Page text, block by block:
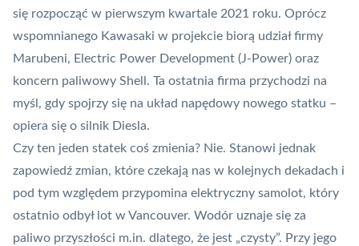
się rozpocząć w pierwszym kwartale 2021 roku. Oprócz
wspomnianego Kawasaki w projekcie biorą udział firmy
Marubeni, Electric Power Development (J-Power) oraz
koncern paliwowy Shell. Ta ostatnia firma przychodzi na
myśl, gdy spojrzy się na układ napędowy nowego statku –
opiera się o silnik Diesla.
Czy ten jeden statek coś zmienia? Nie. Stanowi jednak
zapowiedź zmian, które czekają nas w kolejnych dekadach i
pod tym względem przypomina elektryczny samolot, który
ostatnio odbył lot w Vancouver. Wodór uznaje się za
paliwo przyszłości m.in. dlatego, że jest „czysty”. Przy jego